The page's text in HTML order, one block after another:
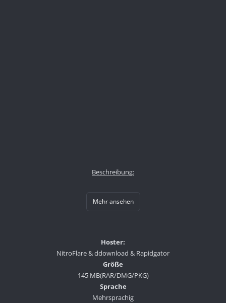
Beschreibung:
Mehr ansehen
Hoster:
NitroFlare & ddownload & Rapidgator
Größe
145 MB(RAR/DMG/PKG)
Sprache
Mehrsprachig